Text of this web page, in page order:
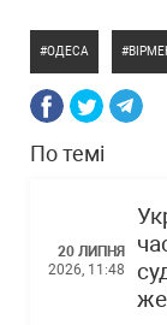
ОДЕСА
По темі
20 ЛИПНЯ
2026, 11:48